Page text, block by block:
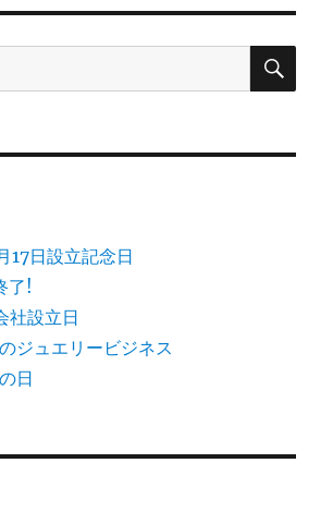
検
17日設立記念日
了!
社設立日
ジュエリービジネス
日